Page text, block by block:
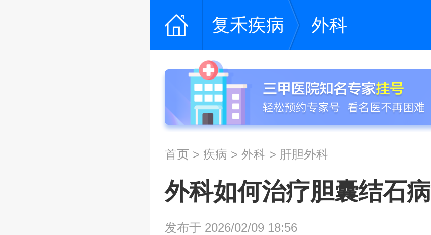
复禾疾病 外科
首页 > 疾病 > 外科 > 肝胆外科
外科如何治疗胆囊结石病
发布于 2026/02/09 18:56